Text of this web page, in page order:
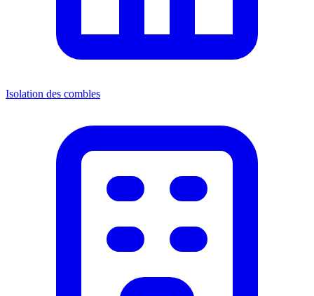
Isolation des combles